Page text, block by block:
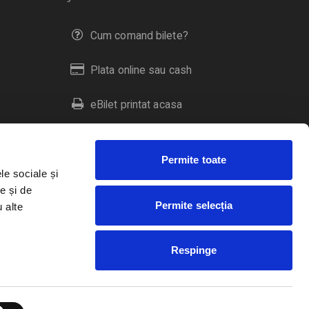
sociale și
și de
alte
Permite toate
Permite selecția
Respinge
Cum comand bilete?
Plata online sau cash
eBilet printat acasa
Livrare prin curier
Duplicare bilete